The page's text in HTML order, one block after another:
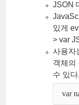
JSON
있게
> var
사용자
객체의
수 있다.
var